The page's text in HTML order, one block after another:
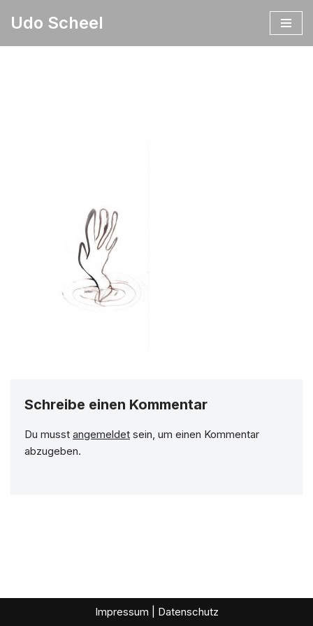
Udo Scheel
Schreibe einen Kommentar
Du musst angemeldet sein, um einen Kommentar
abzugeben.
Impressum | Datenschutz